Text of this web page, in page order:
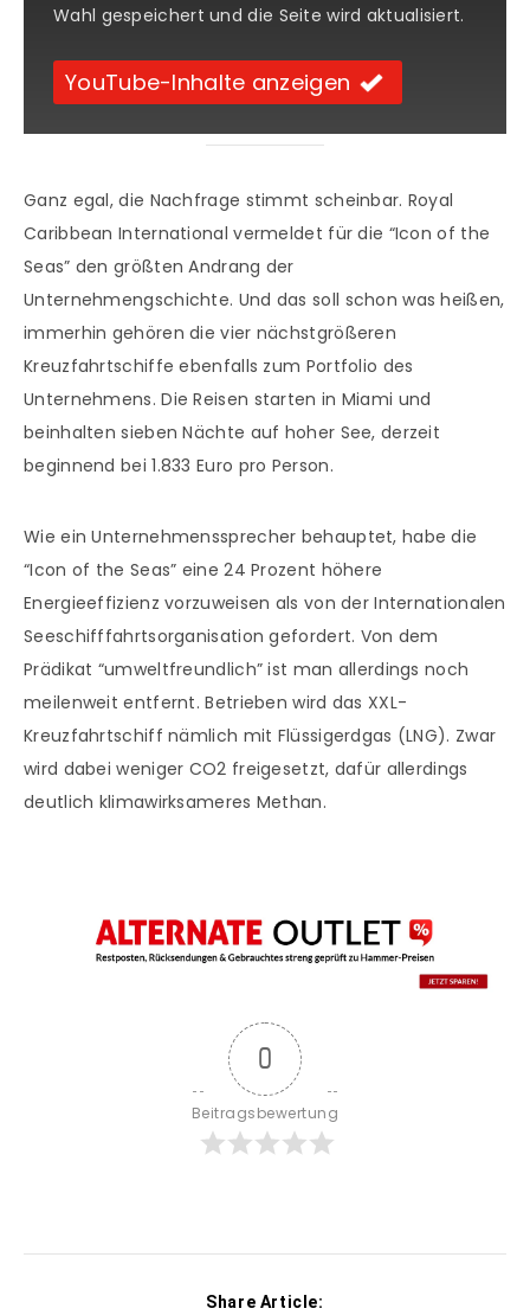
Wahl gespeichert und die Seite wird aktualisiert.
YouTube-Inhalte anzeigen
Ganz egal, die Nachfrage stimmt scheinbar. Royal
Caribbean International vermeldet für die “Icon of the
Seas” den größten Andrang der
Unternehmengschichte. Und das soll schon was heißen,
immerhin gehören die vier nächstgrößeren
Kreuzfahrtschiffe ebenfalls zum Portfolio des
Unternehmens. Die Reisen starten in Miami und
beinhalten sieben Nächte auf hoher See, derzeit
beginnend bei 1.833 Euro pro Person.
Wie ein Unternehmenssprecher behauptet, habe die
“Icon of the Seas” eine 24 Prozent höhere
Energieeffizienz vorzuweisen als von der Internationalen
Seeschifffahrtsorganisation gefordert. Von dem
Prädikat “umweltfreundlich” ist man allerdings noch
meilenweit entfernt. Betrieben wird das XXL-
Kreuzfahrtschiff nämlich mit Flüssigerdgas (LNG). Zwar
wird dabei weniger CO2 freigesetzt, dafür allerdings
deutlich klimawirksameres Methan.
0
Beitragsbewertung
Share Article: